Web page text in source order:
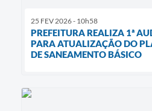
25 FEV 2026 - 10h58
PREFEITURA REALIZA 1ª
PARA ATUALIZAÇÃO DO
DE SANEAMENTO BÁSICO